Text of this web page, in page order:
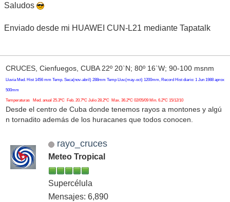
Saludos
Enviado desde mi HUAWEI CUN-L21 mediante Tapatalk
CRUCES, Cienfuegos, CUBA 22º 20`N; 80º 16`W; 90-100 msnm
Lluvia Med. Hist 1456 mm Temp. Seca(nov-abril) 288mm Temp Lluv.(may-oct) 1200mm, Record Hist diario: 1 Jun 1988 aprox
500mm
Temperaturas Med. anual 25.3ºC Feb. 20.7ºC Julio 28.2ºC Max. 36.2ºC 02/05/09 Min. 6.2ºC 15/12/10
Desde el centro de Cuba donde tenemos rayos a montones y algú
n tornadito además de los huracanes que todos conocen.
rayo_cruces
Meteo Tropical
Supercélula
Mensajes: 6,890